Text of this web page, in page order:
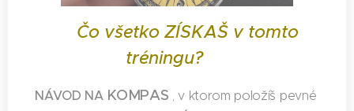
Čo všetko ZÍSKAŠ v tomto
tréningu?
NÁVOD NA KOMPAS , v ktorom položíš pevné